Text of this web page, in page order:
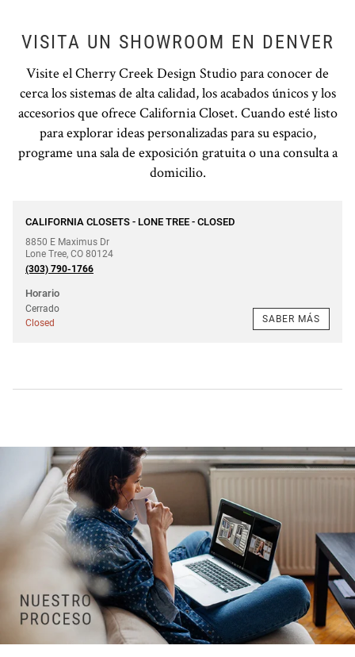
VISITA UN SHOWROOM EN DENVER
Visite el Cherry Creek Design Studio para conocer de
cerca los sistemas de alta calidad, los acabados únicos y los
accesorios que ofrece California Closet. Cuando esté listo
para explorar ideas personalizadas para su espacio,
programe una sala de exposición gratuita o una consulta a
domicilio.
CALIFORNIA CLOSETS - LONE TREE - CLOSED
8850 E Maximus Dr
Lone Tree, CO 80124
Teléfono
(303) 790-1766
Horario
Cerrado
Closed
SABER MÁS